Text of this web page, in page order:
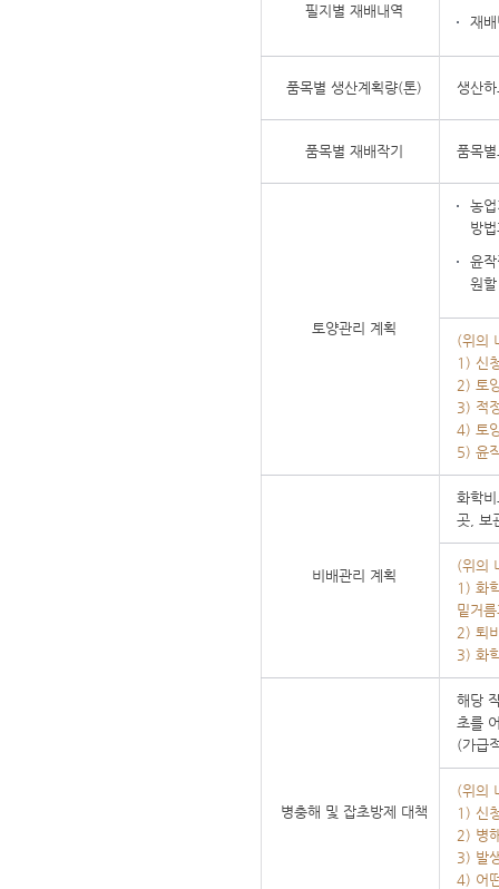
필지별 재배내역
재
품목별 생산계획량(톤) 생산
품목별 재배작기 품목
토양관리 계획
농
방
윤
원
(위의
1) 신
2) 토
3) 적
4) 토
5) 윤
비배관리 계획
화학
곳, 보
(위의
1) 화
밑거
2) 퇴
3) 화
병충해 및 잡초방제 대책
해당
초를
(가급
(위의
1) 신
2) 병
3) 발
4) 어